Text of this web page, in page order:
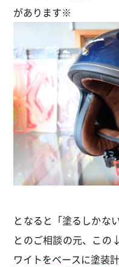
があります※
となると「塗るしかな
とのご相談の元、この
ワイトをベースに塗装